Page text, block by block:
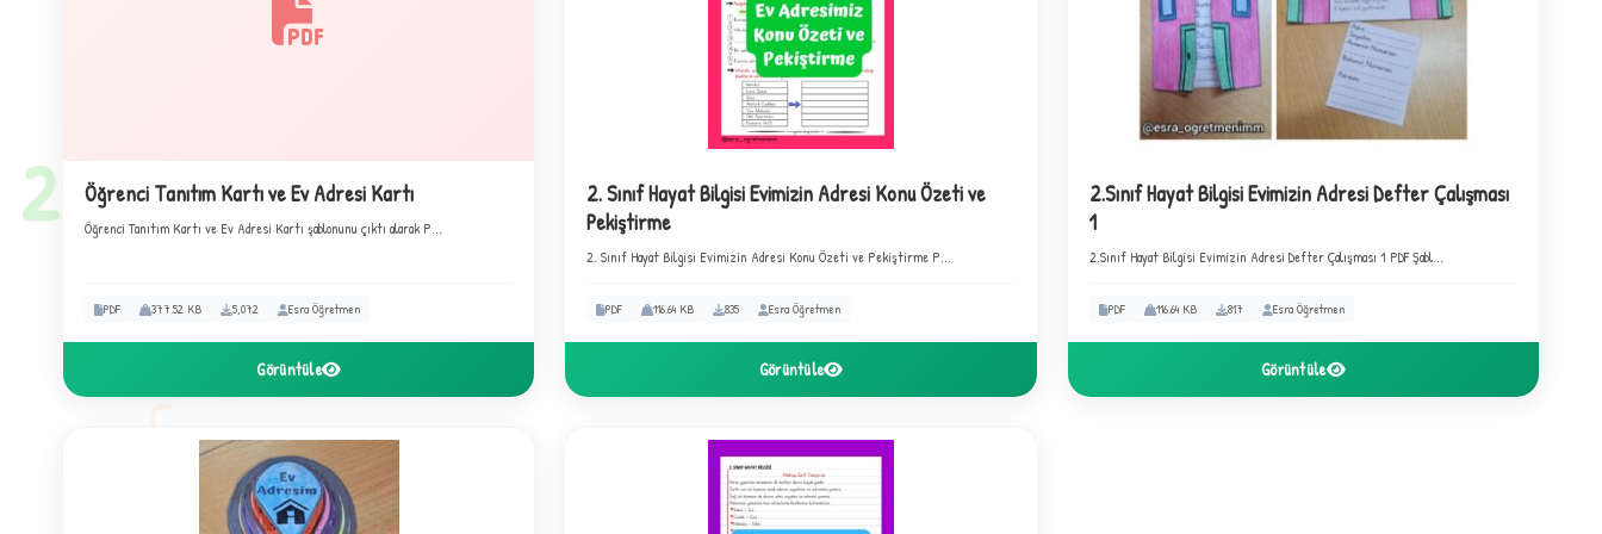
C
✦
Öğrenci Tanıtım Kartı ve Ev Adresi Kartı
Öğrenci Tanıtım Kartı ve Ev Adresi Kartı şablonunu çıktı alarak P...
PDF 377.52 KB 5,072 Esra Öğretmen
Görüntüle
2. Sınıf Hayat Bilgisi Evimizin Adresi Konu Özeti ve
Pekiştirme
2. Sınıf Hayat Bilgisi Evimizin Adresi Konu Özeti ve Pekiştirme P...
PDF 116.64 KB 835 Esra Öğretmen
Görüntüle
2.Sınıf Hayat Bilgisi Evimizin Adresi Defter Çalışması
1
2.Sınıf Hayat Bilgisi Evimizin Adresi Defter Çalışması 1 PDF Şabl...
PDF 116.64 KB 817 Esra Öğretmen
Görüntüle
F
2
4
×